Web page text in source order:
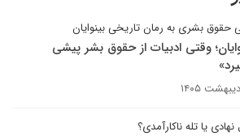
حقوق بشری به رمان تاریخی بینوایان
وقتی ادبیات از حقوق بشر پیشی
نهادی یا تله ناکارآمدی؟